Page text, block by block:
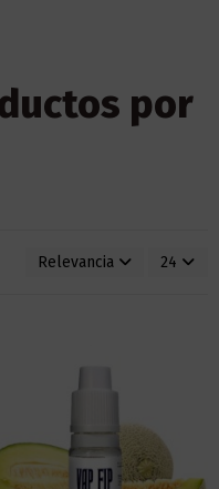
por
Relevancia 24